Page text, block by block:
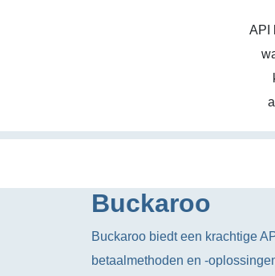
API
Buckaroo
Buckaroo biedt een krachtige
betaalmethoden en -